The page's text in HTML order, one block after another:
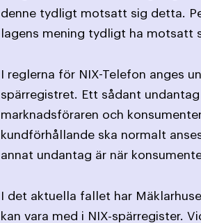
denne tydligt motsatt sig detta.
lagens mening tydligt ha motsatt
I reglerna för NIX-Telefon anges
spärregistret. Ett sådant
marknadsföraren och
kundförhållande ska normalt
annat undantag är när
I det aktuella fallet har
kan vara med i NIX-spärregister.